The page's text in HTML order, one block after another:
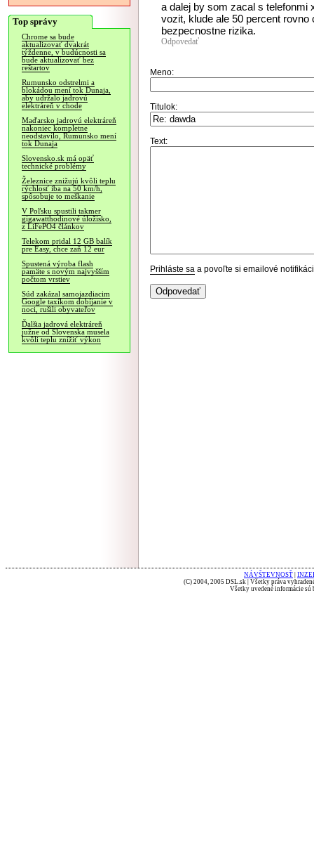
Top správy
Chrome sa bude
aktualizovať dvakrát
týždenne, v budúcnosti sa
bude aktualizovať bez
reštartov
Rumunsko odstrelmi a
blokádou mení tok Dunaja,
aby udržalo jadrovú
elektráreň v chode
Maďarsko jadrovú elektráreň
nakoniec kompletne
neodstavilo, Rumunsko mení
tok Dunaja
Slovensko.sk má opäť
technické problémy
Železnice znižujú kvôli teplu
rýchlosť iba na 50 km/h,
spôsobuje to meškanie
V Poľsku spustili takmer
gigawatthodinové úložisko,
z LiFePO4 článkov
Telekom pridal 12 GB balík
pre Easy, chce zaň 12 eur
Spustená výroba flash
pamäte s novým najvyšším
počtom vrstiev
Súd zakázal samojazdiacim
Google taxíkom dobíjanie v
noci, rušili obyvateľov
Ďalšia jadrová elektráreň
južne od Slovenska musela
kvôli teplu znížiť výkon
a dalej by som zacal s telefonmi
vozit, klude ale 50 percent
bezpecnostne rizika.
Odpovedať
Meno:
Titulok:
Text:
Prihláste sa a povoľte si emailové
NÁVŠTEVNOSŤ
(C) 2004, 2005 DSL.sk | Všetky práva
Všetky uvedené informácie sú